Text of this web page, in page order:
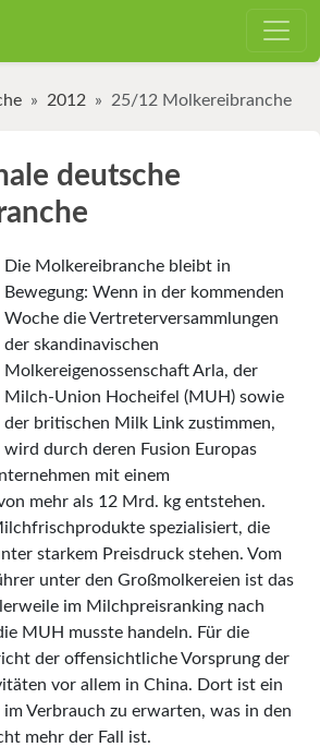
2012 25/12 Molkereibranche
deutsche
Die Molkereibranche bleibt in
Bewegung: Wenn in der kommenden
Woche die Vertreterversammlungen
der skandinavi­schen
Molkereigenossenschaft Arla, der
Milch-Union Hocheifel (MUH) sowie
der britischen Milk Link zustimmen,
wird durch deren Fusion Europas
mit einem
mehr als 12 Mrd. kg entstehen.
spezialisiert, die
starkem Preisdruck stehen. Vom
unter den Großmolkereien ist das
im Milchpreisranking nach
MUH musste handeln. Für die
der offensichtliche Vorsprung der
vor allem in China. Dort ist ein
Verbrauch zu erwarten, was in den
mehr der Fall ist.